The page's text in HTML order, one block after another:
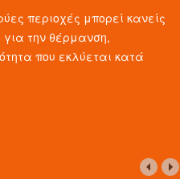
περιοχές μπορεί κανείς
την θέρμανση,
που εκλύεται κατά